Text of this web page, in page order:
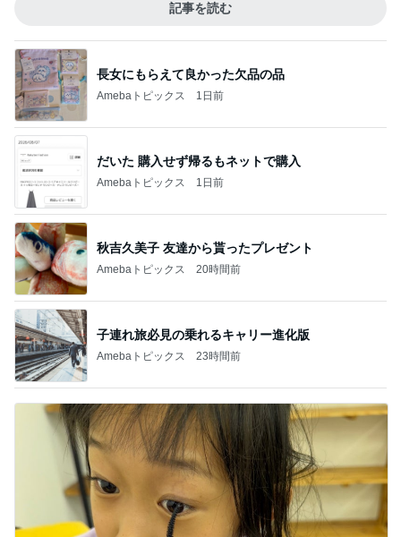
記事を読む
長女にもらえて良かった欠品の品
Amebaトピックス 1日前
だいた 購入せず帰るもネットで購入
Amebaトピックス 1日前
秋吉久美子 友達から貰ったプレゼント
Amebaトピックス 20時間前
子連れ旅必見の乗れるキャリー進化版
Amebaトピックス 23時間前